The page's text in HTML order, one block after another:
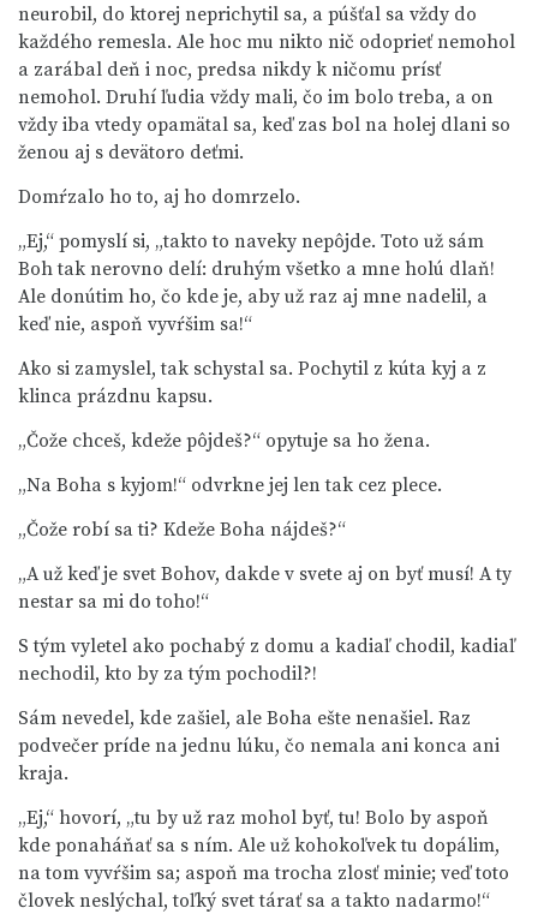
neurobil, do ktorej neprichytil sa, a púšťal sa vždy do
každého remesla. Ale hoc mu nikto nič odoprieť nemohol
a zarábal deň i noc, predsa nikdy k ničomu prísť
nemohol. Druhí ľudia vždy mali, čo im bolo treba, a on
vždy iba vtedy opamätal sa, keď zas bol na holej dlani so
ženou aj s devätoro deťmi.
Domŕzalo ho to, aj ho domrzelo.
„Ej,“ pomyslí si, „takto to naveky nepôjde. Toto už sám
Boh tak nerovno delí: druhým všetko a mne holú dlaň!
Ale donútim ho, čo kde je, aby už raz aj mne nadelil, a
keď nie, aspoň vyvŕšim sa!“
Ako si zamyslel, tak schystal sa. Pochytil z kúta kyj a z
klinca prázdnu kapsu.
„Čože chceš, kdeže pôjdeš?“ opytuje sa ho žena.
„Na Boha s kyjom!“ odvrkne jej len tak cez plece.
„Čože robí sa ti? Kdeže Boha nájdeš?“
„A už keď je svet Bohov, dakde v svete aj on byť musí! A ty
nestar sa mi do toho!“
S tým vyletel ako pochabý z domu a kadiaľ chodil, kadiaľ
nechodil, kto by za tým pochodil?!
Sám nevedel, kde zašiel, ale Boha ešte nenašiel. Raz
podvečer príde na jednu lúku, čo nemala ani konca ani
kraja.
„Ej,“ hovorí, „tu by už raz mohol byť, tu! Bolo by aspoň
kde ponaháňať sa s ním. Ale už kohokoľvek tu dopálim,
na tom vyvŕšim sa; aspoň ma trocha zlosť minie; veď toto
človek neslýchal, toľký svet tárať sa a takto nadarmo!“